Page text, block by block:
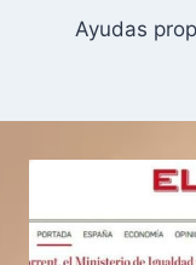
Ayudas